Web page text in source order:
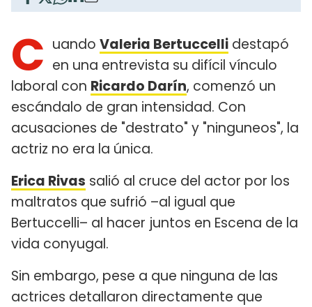
C uando Valeria Bertuccelli destapó
en una entrevista su difícil vínculo
laboral con Ricardo Darín, comenzó un
escándalo de gran intensidad. Con
acusaciones de "destrato" y "ninguneos", la
actriz no era la única.
Erica Rivas salió al cruce del actor por los
maltratos que sufrió –al igual que
Bertuccelli– al hacer juntos en Escena de la
vida conyugal.
Sin embargo, pese a que ninguna de las
actrices detallaron directamente que